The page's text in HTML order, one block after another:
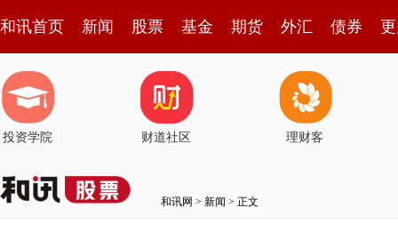
和讯首页 新闻 股票 基金 期货 外汇 债券
投资学院 财道社区 理财客
和讯网 > 新闻 > 正文